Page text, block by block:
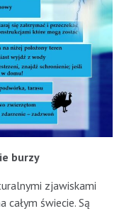
burzy
zjawiskami
całym świecie. Są